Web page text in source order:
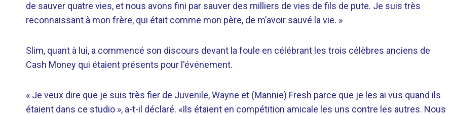
de sauver quatre vies, et nous avons fini par sauver des milliers de vies de fils de pute. Je suis très
reconnaissant à mon frère, qui était comme mon père, de m’avoir sauvé la vie. »
Slim, quant à lui, a commencé son discours devant la foule en célébrant les trois célèbres anciens de
Cash Money qui étaient présents pour l'événement.
« Je veux dire que je suis très fier de Juvenile, Wayne et (Mannie) Fresh parce que je les ai vus quand ils
étaient dans ce studio », a-t-il déclaré. «Ils étaient en compétition amicale les uns contre les autres. Nous